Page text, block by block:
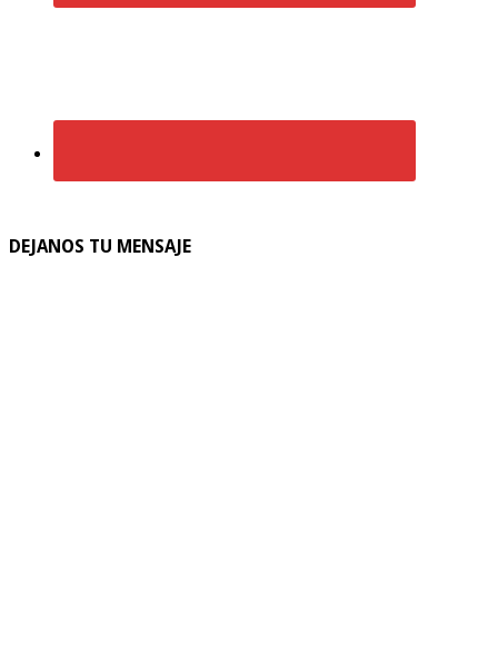
DEJANOS TU MENSAJE